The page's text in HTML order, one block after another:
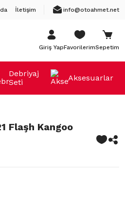
İletişim info@otoahmet.net
Giriş YapFavorilerimSepetim
Debriyaj
Seti
Aksesuarlar
Flaşh Kangoo